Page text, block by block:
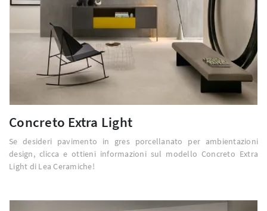
Concreto Extra Light
Se desideri pavimento in gres porcellanato per ambientazioni
design, clicca e ottieni informazioni sul modello Concreto Extra
Light di Lea Ceramiche!